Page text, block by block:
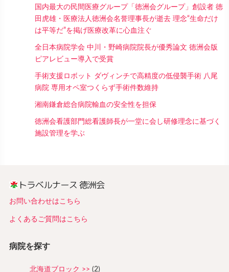
国内最大の民間医療グループ「徳洲会グループ」創設者 徳
田虎雄・医療法人徳洲会名誉理事長が逝去 理念“生命だけ
は平等だ”を掲げ医療改革に心血注ぐ
全日本病院学会 中川・野崎病院院長が優秀論文 徳洲会版
ピアレビュー導入で受賞
手術支援ロボット ダヴィンチで高精度の低侵襲手術 八尾
病院 専用オペ室つくらず手術件数維持
湘南鎌倉総合病院輸血の安全性を担保
徳洲会看護部門総看護師長が一堂に会し研修理念に基づく
施設管理を学ぶ
お問い合わせはこちら
よくあるご質問はこちら
病院を探す
北海道ブロック (2)